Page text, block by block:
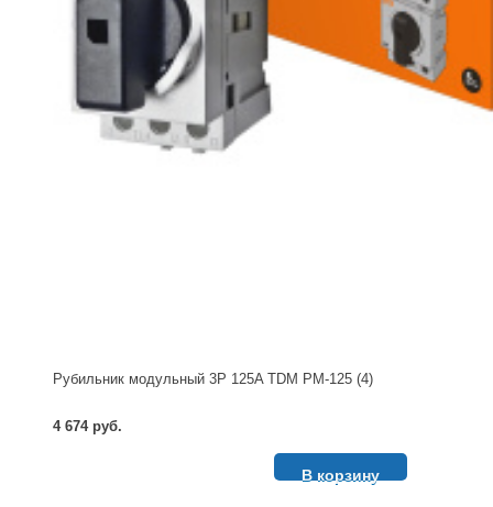
Рубильник модульный 3P 125A TDM РМ-125 (4)
4 674 руб.
В корзину